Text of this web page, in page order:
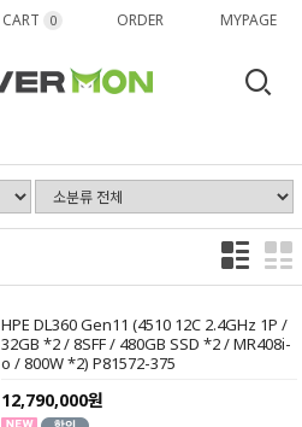
CART 0 ORDER MYPAGE
HPE DL360 Gen11 (4510 12C 2.4GHz 1P /
32GB *2 / 8SFF / 480GB SSD *2 / MR408i-
o / 800W *2) P81572-375
12,790,000원